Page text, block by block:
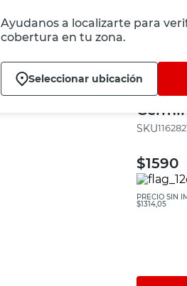
Ayudanos a localizarte para
cobertura en tu zona.
Seleccionar ubicaciónLa
:
$1590
PRECIO SIN
$1314,05